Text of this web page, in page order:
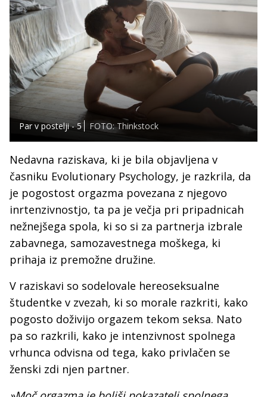
Par v postelji - 5 FOTO: Thinkstock
Nedavna raziskava, ki je bila objavljena v
časniku Evolutionary Psychology, je razkrila, da
je pogostost orgazma povezana z njegovo
inrtenzivnostjo, ta pa je večja pri pripadnicah
nežnejšega spola, ki so si za partnerja izbrale
zabavnega, samozavestnega moškega, ki
prihaja iz premožne družine.
V raziskavi so sodelovale hereoseksualne
študentke v zvezah, ki so morale razkriti, kako
pogosto doživijo orgazem tekom seksa. Nato
pa so razkrili, kako je intenzivnost spolnega
vrhunca odvisna od tega, kako privlačen se
ženski zdi njen partner.